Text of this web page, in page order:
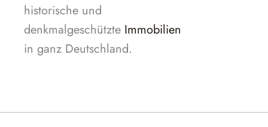
historische und
denkmalgeschützte Immobilien
in ganz Deutschland.